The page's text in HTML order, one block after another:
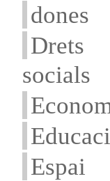
dones
Drets
socials
Espai